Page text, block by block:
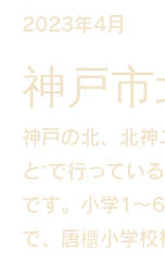
2023年4月
神戸
神戸の北、北神
と”で行ってい
です。小学1～
で、唐櫃小学校